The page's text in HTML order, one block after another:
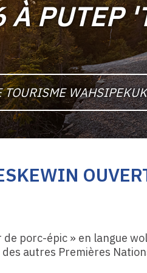
PUTEP
TOURISME WAHSIPEKUK
porc-épic » en langue
autres Premières